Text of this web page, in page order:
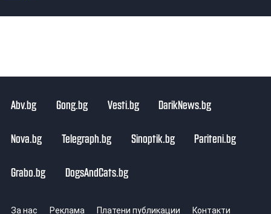
Abv.bg Gong.bg Vesti.bg DarikNews.bg
Nova.bg Telegraph.bg Sinoptik.bg Pariteni.bg
Grabo.bg DogsAndCats.bg
За нас Реклама Платени публикации Контакти